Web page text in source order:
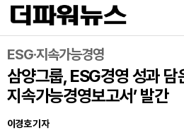
ESG·지속가능경영
삼양그룹, ESG경영 성과
지속가능경영보고서’ 발간
이경호 기자